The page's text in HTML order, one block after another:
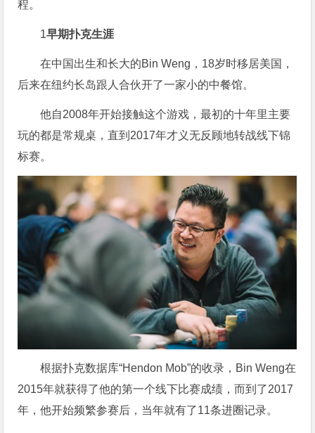
程。
1早期扑克生涯
在中国出生和长大的Bin Weng，18岁时移居美国，
后来在纽约长岛跟人合伙开了一家小的中餐馆。
他自2008年开始接触这个游戏，最初的十年里主要
玩的都是常规桌，直到2017年才义无反顾地转战线下锦
标赛。
根据扑克数据库“Hendon Mob”的收录，Bin Weng在
2015年就获得了他的第一个线下比赛成绩，而到了2017
年，他开始频繁参赛后，当年就有了11条进圈记录。